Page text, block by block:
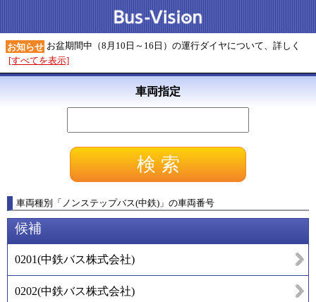
お知らせ お盆期間中（8月10日～16日）の運行ダイヤについて、詳しく
[すべてを表示]
車両指定
車両種別 「 ノンステップバス(中鉄) 」 の車両番号
候補
0201(中鉄バス株式会社)
0202(中鉄バス株式会社)